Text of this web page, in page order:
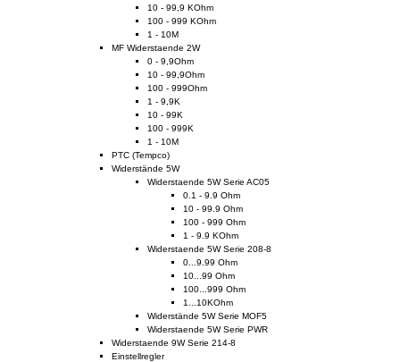
10 - 99,9 KOhm
100 - 999 KOhm
1 - 10M
MF Widerstaende 2W
0 - 9,9Ohm
10 - 99,9Ohm
100 - 999Ohm
1 - 9,9K
10 - 99K
100 - 999K
1 - 10M
PTC (Tempco)
Widerstände 5W
Widerstaende 5W Serie AC05
0.1 - 9.9 Ohm
10 - 99.9 Ohm
100 - 999 Ohm
1 - 9.9 KOhm
Widerstaende 5W Serie 208-8
0...9.99 Ohm
10...99 Ohm
100...999 Ohm
1...10KOhm
Widerstände 5W Serie MOF5
Widerstaende 5W Serie PWR
Widerstaende 9W Serie 214-8
Einstellregler